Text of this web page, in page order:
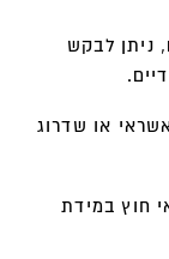
ניתן לבקש
או שדרוג
חוץ במידת